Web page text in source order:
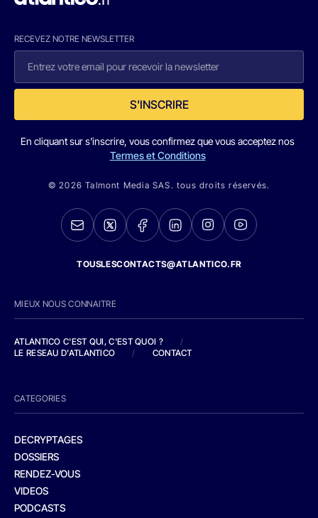
RECEVEZ NOTRE NEWSLETTER
S'INSCRIRE
En cliquant sur s'inscrire, vous confirmez que vous acceptez nos
Termes et Conditions
© 2026 Talmont Media SAS. tous droits réservés.
TOUSLESCONTACTS@ATLANTICO.FR
MIEUX NOUS CONNAITRE
ATLANTICO C'EST QUI, C'EST QUOI ?
/
LE RESEAU D'ATLANTICO
/ CONTACT
CATEGORIES
DECRYPTAGES
DOSSIERS
RENDEZ-VOUS
VIDEOS
PODCASTS